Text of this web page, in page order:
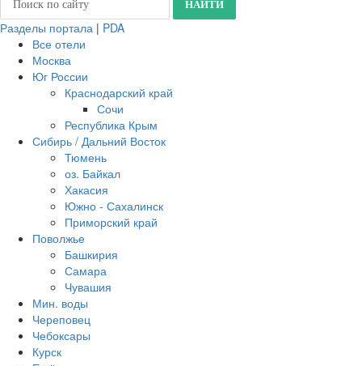
Разделы портала | PDA
Все отели
Москва
Юг России
Краснодарский край
Сочи
Республика Крым
Сибирь / Дальний Восток
Тюмень
оз. Байкал
Хакасия
Южно - Сахалинск
Приморский край
Поволжье
Башкирия
Самара
Чувашия
Мин. воды
Череповец
Чебоксары
Курск